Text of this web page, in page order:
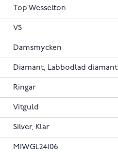
Top Wesselton
VS
Damsmycken
Diamant, Labbodlad diamant
Ringar
Vitguld
Silver, Klar
MIWGL24106